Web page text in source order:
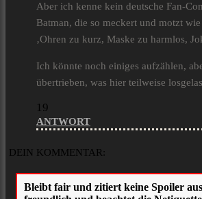
Aber ich kenne kein deutsche Fan-
Batman, die so meckert und motzt wie
‚Ohren zu kurz, Maske zu harmlos,
Ich könnte noch einiges aufzählen,
übertrieben, was hier teilweise
19
ANTWORT
DEIN KOMMENTAR: